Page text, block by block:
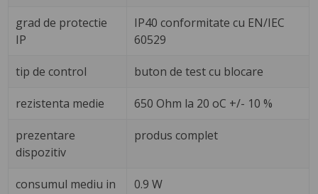
grad de protectie
IP
IP40 conformitate cu EN/IEC
60529
tip de control buton de test cu blocare
rezistenta medie 650 Ohm la 20 oC +/- 10 %
prezentare
dispozitiv
produs complet
consumul mediu in
0.9 W